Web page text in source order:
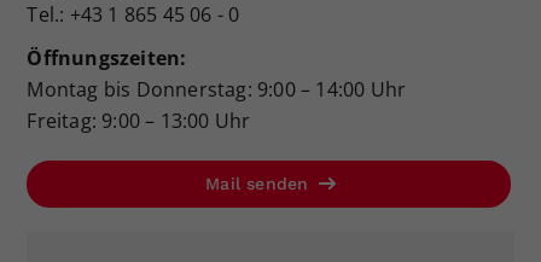
Tel.: +43 1 865 45 06 - 0
Öffnungszeiten:
Montag bis Donnerstag: 9:00 – 14:00 Uhr
Freitag: 9:00 – 13:00 Uhr
Mail senden